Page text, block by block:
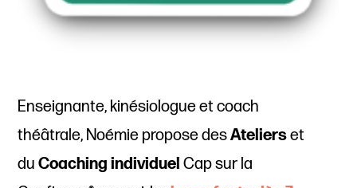
Enseignante, kinésiologue et coach
théâtrale, Noémie propose desAtelierset
duCoaching individuel Cap sur la